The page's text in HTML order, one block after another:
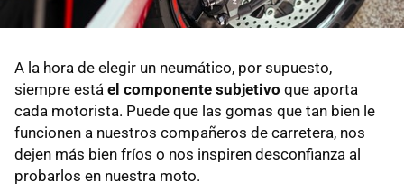
A la hora de elegir un neumático, por supuesto,
siempre está el componente subjetivo que aporta
cada motorista. Puede que las gomas que tan bien le
funcionen a nuestros compañeros de carretera, nos
dejen más bien fríos o nos inspiren desconfianza al
probarlos en nuestra moto.